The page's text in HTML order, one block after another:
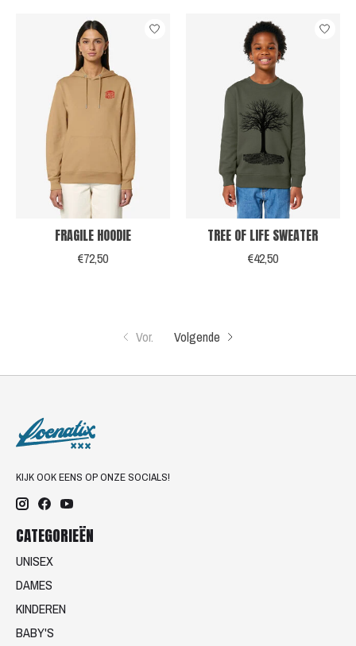
FRAGILE HOODIE
€72,50
TREE OF LIFE SWEATER
€42,50
Vor. Volgende
KIJK OOK EENS OP ONZE SOCIALS!
CATEGORIEËN
UNISEX
DAMES
KINDEREN
BABY'S